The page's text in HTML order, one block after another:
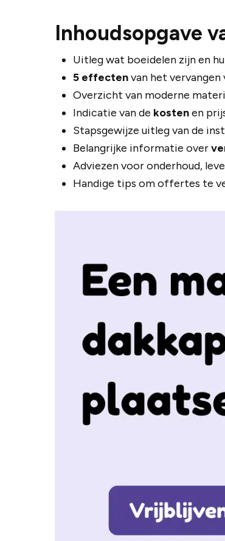
Inhoudsopgave
Uitleg wat boeidelen zijn en
5 effectenvan het
Overzicht van moderne
Indicatie van de kostenen
Stapsgewijze uitleg van de
Belangrijke informatie over
Adviezen voor onderhoud,
Handige tips om offertes te